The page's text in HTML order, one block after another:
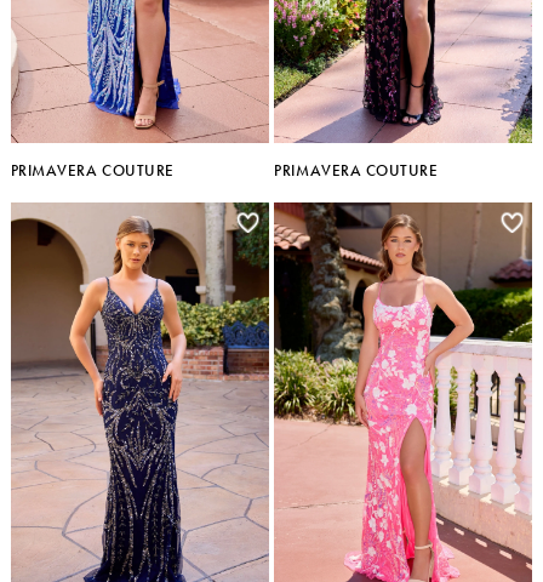
PRIMAVERA COUTURE PRIMAVERA COUTURE